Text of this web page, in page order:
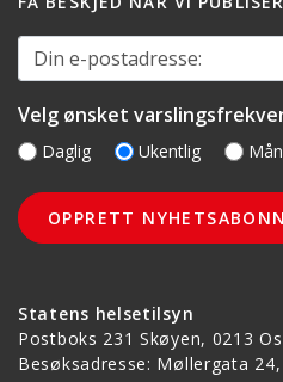
Statens helsetilsyn
Postboks 231 Skøyen, 0213
Besøksadresse: Møllergata
Din e-postadresse:
Velg ønsket
Daglig Ukentlig